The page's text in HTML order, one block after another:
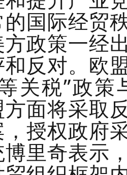
国际经贸
政策一经
反对。欧
关税”政
面将采取
授权政府
里奇表示